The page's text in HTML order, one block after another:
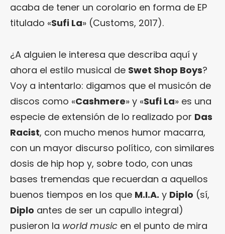
acaba de tener un corolario en forma de EP
titulado «Sufi La» (Customs, 2017).
¿A alguien le interesa que describa aquí y
ahora el estilo musical de Swet Shop Boys?
Voy a intentarlo: digamos que el musicón de
discos como «Cashmere» y «Sufi La» es una
especie de extensión de lo realizado por Das
Racist, con mucho menos humor macarra,
con un mayor discurso político, con similares
dosis de hip hop y, sobre todo, con unas
bases tremendas que recuerdan a aquellos
buenos tiempos en los que M.I.A. y Diplo (sí,
Diplo antes de ser un capullo integral)
pusieron la world music en el punto de mira